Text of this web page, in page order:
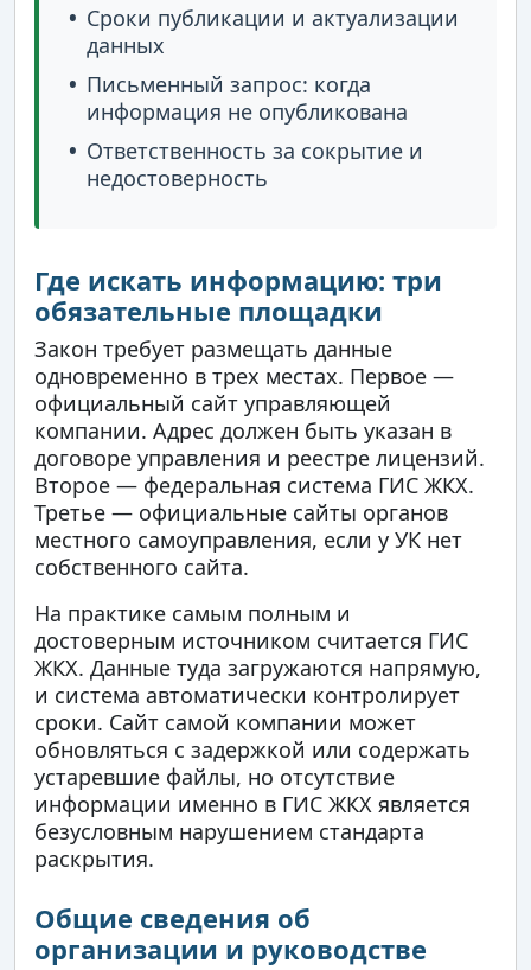
Сроки публикации и актуализации
данных
Письменный запрос: когда
информация не опубликована
Ответственность за сокрытие и
недостоверность
Где искать информацию: три
обязательные площадки
Закон требует размещать данные
одновременно в трех местах. Первое —
официальный сайт управляющей
компании. Адрес должен быть указан в
договоре управления и реестре лицензий.
Второе — федеральная система ГИС ЖКХ.
Третье — официальные сайты органов
местного самоуправления, если у УК нет
собственного сайта.
На практике самым полным и
достоверным источником считается ГИС
ЖКХ. Данные туда загружаются напрямую,
и система автоматически контролирует
сроки. Сайт самой компании может
обновляться с задержкой или содержать
устаревшие файлы, но отсутствие
информации именно в ГИС ЖКХ является
безусловным нарушением стандарта
раскрытия.
Общие сведения об
организации и руководстве